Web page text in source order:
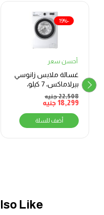
-19%
أحسن سعر
غسالة ملابس زانوسي
بيرلاماكس، 7 كيلو،
ابيض – ZWF7240WS5
22,508جنيه
18,299جنيه
أضف للسلة
Like